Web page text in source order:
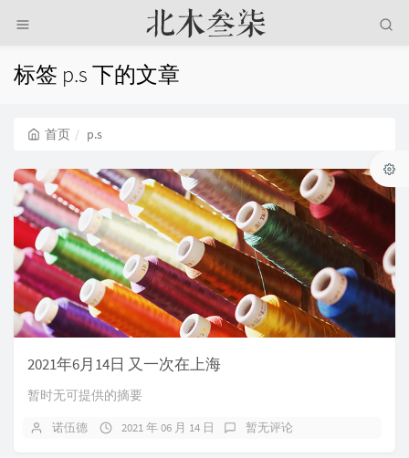
标签 p.s 下的文章
首页 p.s
2021年6月14日 又一次在上海
暂时无可提供的摘要
诺伍德 2021 年 06 月 14 日 暂无评论